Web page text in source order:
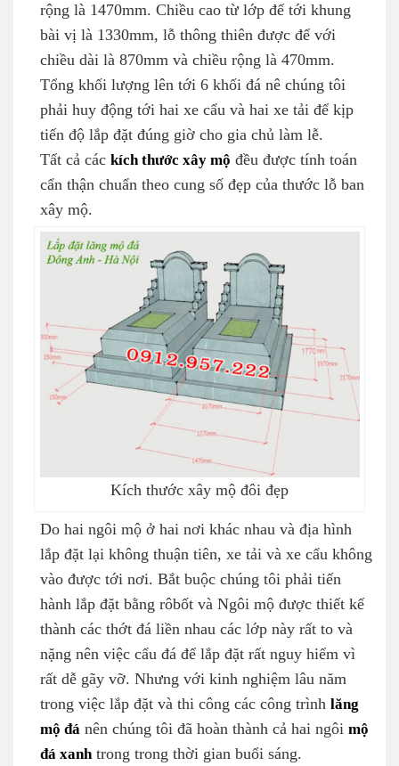
rộng là 1470mm. Chiều cao từ lớp đế tới khung
bài vị là 1330mm, lỗ thông thiên được để với
chiều dài là 870mm và chiều rộng là 470mm.
Tổng khối lượng lên tới 6 khối đá nê chúng tôi
phải huy động tới hai xe cẩu và hai xe tải để kịp
tiến độ lắp đặt đúng giờ cho gia chủ làm lễ.
Tất cả các kích thước xây mộ đều được tính toán
cẩn thận chuẩn theo cung số đẹp của thước lỗ ban
xây mộ.
Kích thước xây mộ đôi đẹp
Do hai ngôi mộ ở hai nơi khác nhau và địa hình
lắp đặt lại không thuận tiên, xe tải và xe cẩu không
vào được tới nơi. Bắt buộc chúng tôi phải tiến
hành lắp đặt bằng rôbốt và Ngôi mộ được thiết kế
thành các thớt đá liền nhau các lớp này rất to và
nặng nên việc cẩu đá để lắp đặt rất nguy hiểm vì
rất dễ gãy vỡ. Nhưng với kinh nghiệm lâu năm
trong việc lắp đặt và thi công các công trình lăng
mộ đá nên chúng tôi đã hoàn thành cả hai ngôi mộ
đá xanh trong trong thời gian buổi sáng.